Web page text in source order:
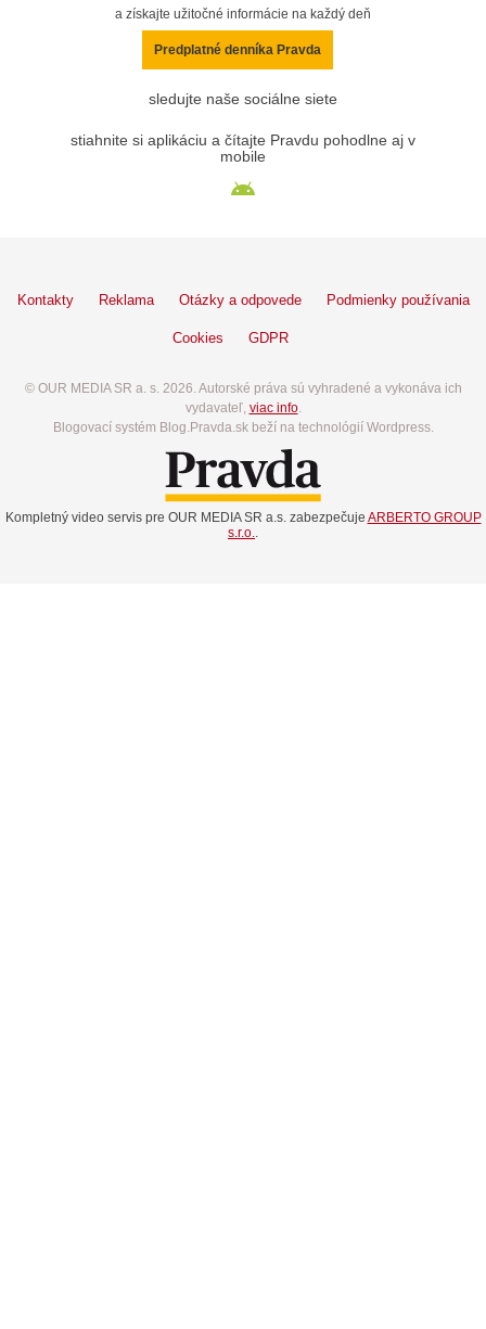
a získajte užitočné informácie na každý deň
Predplatné denníka Pravda
sledujte naše sociálne siete
stiahnite si aplikáciu a čítajte Pravdu pohodlne aj v
mobile
Kontakty Reklama Otázky a odpovede Podmienky používania
Cookies GDPR
© OUR MEDIA SR a. s. 2026. Autorské práva sú vyhradené a vykonáva ich
vydavateľ, viac info.
Blogovací systém Blog.Pravda.sk beží na technológií Wordpress.
Kompletný video servis pre OUR MEDIA SR a.s. zabezpečuje ARBERTO GROUP
s.r.o..